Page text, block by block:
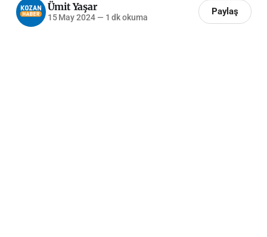
Ümit Yaşar
15 May 2024 — 1 dk okuma
Paylaş